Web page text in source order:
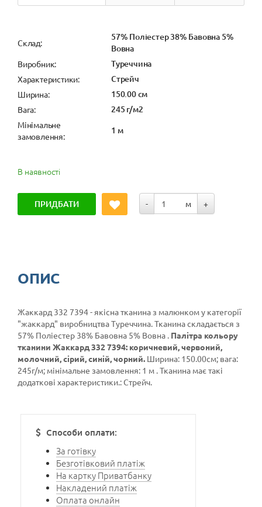
Cклад:
57% Поліестер 38% Бавовна 5%
Вовна
Виробник: Туреччина
Характеристики: Стрейч
Ширина: 150.00 см
Вага: 245 г/м2
Мінімальне
замовлення:
1 м
В наявності
ПРИДБАТИ - м +
ОПИС
Жаккард 332 7394 - якісна тканина з малюнком у категорії
"жаккард" виробництва Туреччина. Тканина складається з
57% Поліестер 38% Бавовна 5% Вовна . Палітра кольору
тканини Жаккард 332 7394: коричневий, червоний,
молочний, сірий, синій, чорний. Ширина: 150.00см; вага:
245г/м; мінімальне замовлення: 1 м . Тканина має такі
додаткові характеристики.: Стрейч.
Способи оплати:
За готівку
Безготівковий платіж
На картку Приватбанку
Накладений платіж
Оплата онлайн